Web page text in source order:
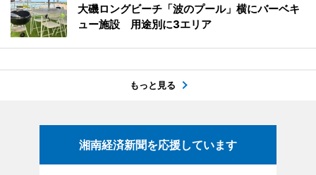
大磯ロングビーチ「波のプール」横にバーベキ
ュー施設 用途別に3エリア
もっと見る
湘南経済新聞を応援しています